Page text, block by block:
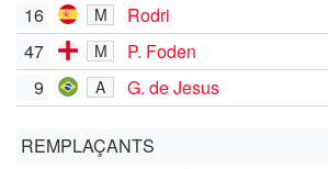
16 M
Rodri
47
M P. Foden
9 A G. de Jesus
REMPLAÇANTS